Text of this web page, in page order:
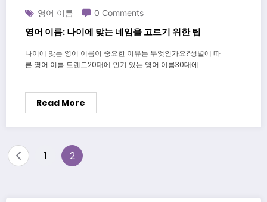
영어 이름 0 Comments
영어 이름: 나이에 맞는 네임을 고르기 위한 팁
나이에 맞는 영어 이름이 중요한 이유는 무엇인가요?성별에 따
른 영어 이름 트렌드20대에 인기 있는 영어 이름30대에…
Read More
Posts
1 2